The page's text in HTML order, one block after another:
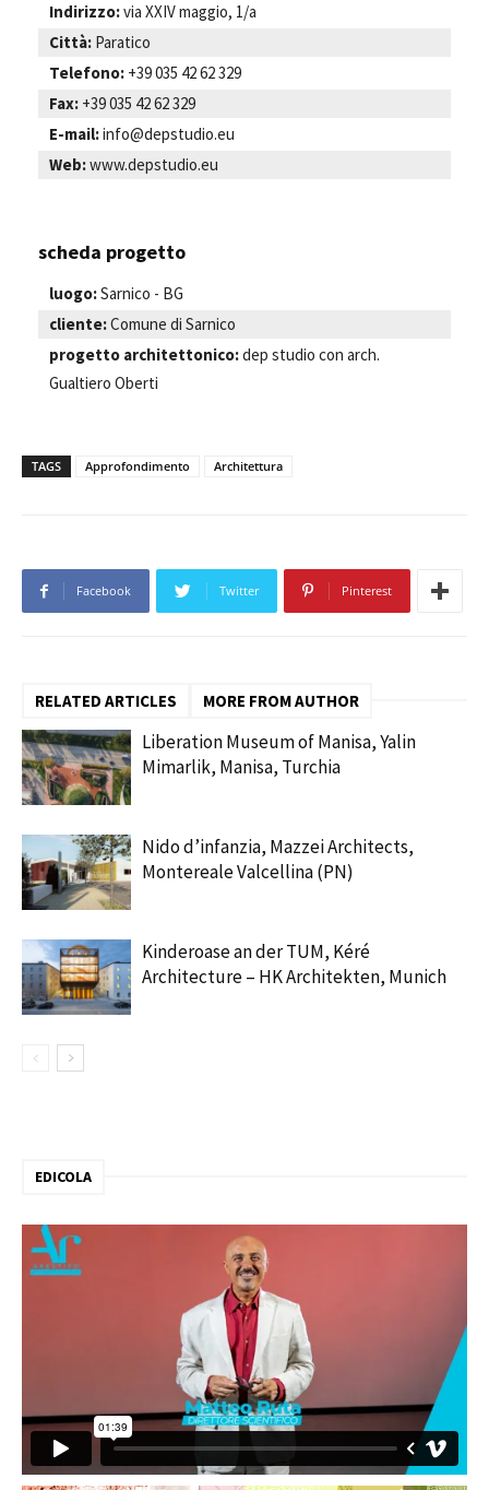
Indirizzo:via XXIV maggio, 1/a
Città: Paratico
Telefono: +39 035 42 62 329
Fax: +39 035 42 62 329
E-mail:info@depstudio.eu
Web:www.depstudio.eu
scheda progetto
luogo:Sarnico - BG
cliente:Comune di Sarnico
progetto architettonico:dep studio con arch.
Gualtiero Oberti
TAGS Approfondimento Architettura
Facebook Twitter Pinterest
RELATED ARTICLES MORE FROM AUTHOR
Liberation Museum of Manisa, Yalin
Mimarlik, Manisa, Turchia
Nido d’infanzia, Mazzei Architects,
Montereale Valcellina (PN)
Kinderoase an der TUM, Kéré
Architecture – HK Architekten, Munich
EDICOLA